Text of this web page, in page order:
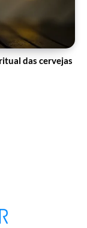
das cervejas